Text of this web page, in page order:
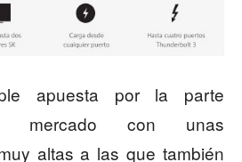
apuesta por la parte
mercado con unas
altas a las que también